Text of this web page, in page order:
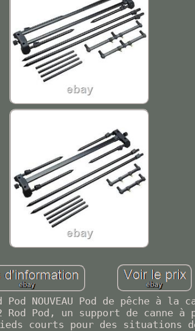
NOUVEAU Pod de pêche à la
Rod Pod, un support de canne à
courts pour des situations